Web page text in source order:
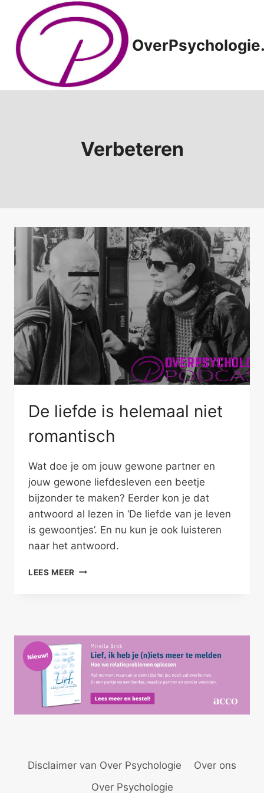
Doorgaan
inhoud
Verbeteren
De liefde is helemaal niet
romantisch
Wat doe je om jouw gewone partner en
jouw gewone liefdesleven een beetje
bijzonder te maken? Eerder kon je dat
antwoord al lezen in ‘De liefde van je leven
is gewoontjes’. En nu kun je ook luisteren
naar het antwoord.
LEES MEER DE
Disclaimer van Over Psychologie
Over ons
Over Psychologie